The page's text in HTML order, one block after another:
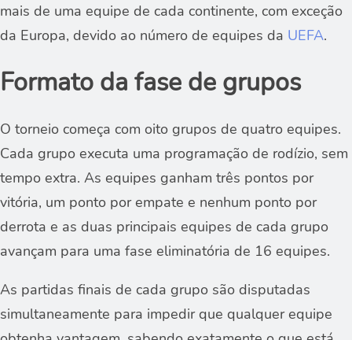
mais de uma equipe de cada continente, com exceção
da Europa, devido ao número de equipes da UEFA.
Formato da fase de grupos
O torneio começa com oito grupos de quatro equipes.
Cada grupo executa uma programação de rodízio, sem
tempo extra. As equipes ganham três pontos por
vitória, um ponto por empate e nenhum ponto por
derrota e as duas principais equipes de cada grupo
avançam para uma fase eliminatória de 16 equipes.
As partidas finais de cada grupo são disputadas
simultaneamente para impedir que qualquer equipe